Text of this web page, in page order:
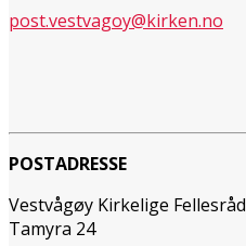
post.vestvagoy@kirken.no
POSTADRESSE
Vestvågøy Kirkelige Fellesråd
Tamyra 24